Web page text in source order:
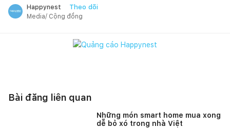
Happynest Theo dõi
Media/ Cộng đồng
Bài đăng liên quan
Những món smart home mua xong
dễ bỏ xó trong nhà Việt